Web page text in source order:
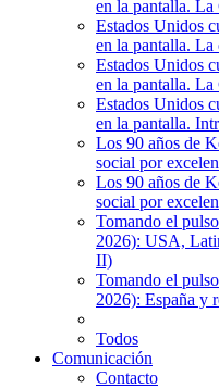
en la pantalla.
Estados Unidos
en la pantalla.
Estados Unidos
en la pantalla.
Estados Unidos
en la pantalla.
Los 90 años de
social por
Los 90 años de
social por
Tomando el
2026): USA,
II)
Tomando el
2026): España y
Todos
Comunicación
Contacto